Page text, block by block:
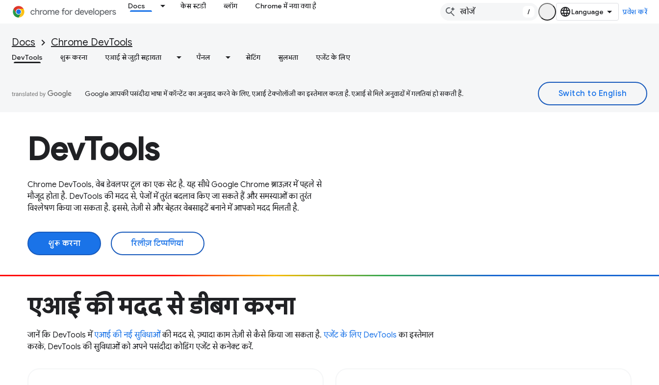
Docs केस स्टडी ब्लॉग Chrome में नया क्या है
/ प्रवेश करें
Docs Chrome DevTools
DevTools शुरू करना एआई से जुड़ी सहायता पैनल सेटिंग सुलभता एजेंट के लिए
Google आपकी पसंदीदा भाषा में कॉन्टेंट का अनुवाद करने के लिए, एआई टेक्नोलॉजी का इस्तेमाल करता है. एआई से मिले अनुवादों में गलतियां हो सकती हैं.
DevTools
Chrome DevTools, वेब डेवलपर टूल का एक सेट है. यह सीधे Google Chrome ब्राउज़र में पहले से
मौजूद होता है. DevTools की मदद से, पेजों में तुरंत बदलाव किए जा सकते हैं और समस्याओं का तुरंत
विश्लेषण किया जा सकता है. इससे, तेज़ी से और बेहतर वेबसाइटें बनाने में आपको मदद मिलती है.
शुरू करना रिलीज़ टिप्पणियां
एआई की मदद से डीबग करना
जानें कि DevTools मेंएआई की नई सुविधाओंकी मदद से, ज़्यादा काम तेज़ी से कैसे किया जा सकता है. एजेंट के लिए DevTools का इस्तेमाल
करके, DevTools की सुविधाओं को अपने पसंदीदा कोडिंग एजेंट से कनेक्ट करें.